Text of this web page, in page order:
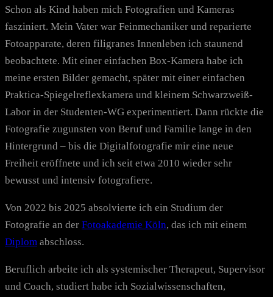
Schon als Kind haben mich Fotografien und Kameras
fasziniert. Mein Vater war Feinmechaniker und reparierte
Fotoapparate, deren filigranes Innenleben ich staunend
beobachtete. Mit einer einfachen Box-Kamera habe ich
meine ersten Bilder gemacht, später mit einer einfachen
Praktica-Spiegelreflexkamera und kleinem Schwarzweiß-
Labor in der Studenten-WG experimentiert. Dann rückte die
Fotografie zugunsten von Beruf und Familie lange in den
Hintergrund – bis die Digitalfotografie mir eine neue
Freiheit eröffnete und ich seit etwa 2010 wieder sehr
bewusst und intensiv fotografiere.
Von 2022 bis 2025 absolvierte ich ein Studium der
Fotografie an der Fotoakademie Köln, das ich mit einem
Diplom abschloss.
Beruflich arbeite ich als systemischer Therapeut, Supervisor
und Coach, studiert habe ich Sozialwissenschaften,